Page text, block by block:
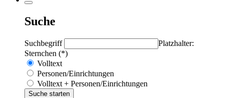
Suche
Suchbegriff
Platzhalter:
Sternchen (*)
Volltext
Personen/Einrichtungen
Volltext + Personen/Einrichtungen